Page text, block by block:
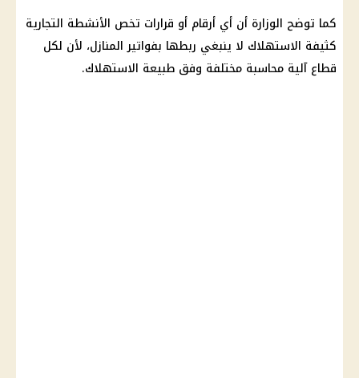
كما توضح الوزارة أن أي أرقام أو قرارات تخص الأنشطة التجارية
كثيفة الاستهلاك لا ينبغي ربطها بفواتير المنازل، لأن لكل
قطاع آلية محاسبة مختلفة وفق طبيعة الاستهلاك.